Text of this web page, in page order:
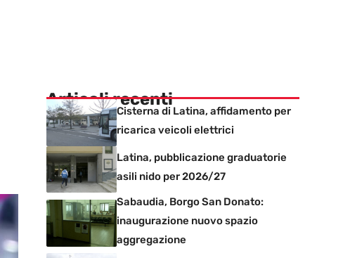
Articoli recenti
Cisterna di Latina, affidamento per
ricarica veicoli elettrici
Latina, pubblicazione graduatorie
asili nido per 2026/27
Sabaudia, Borgo San Donato:
inaugurazione nuovo spazio
aggregazione